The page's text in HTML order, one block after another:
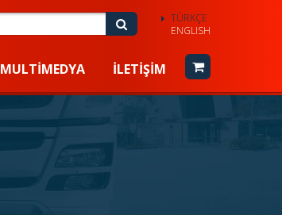
MULTIMEDYA İLETIŞIM
Arama Yap!
TÜRKÇE
ENGLISH